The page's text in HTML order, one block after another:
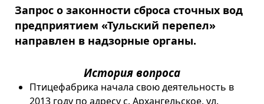
Запрос о законности сброса сточных вод
предприятием «Тульский перепел»
направлен в надзорные органы.
История вопроса
Птицефабрика начала свою деятельность в
2013 году по адресу с. Архангельское, ул.